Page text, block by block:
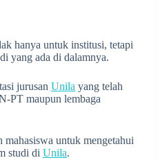
hanya untuk institusi, tetapi
yang ada di dalamnya.
jurusan Unila yang telah
PT maupun lembaga
untuk mengetahui
studi di Unila.